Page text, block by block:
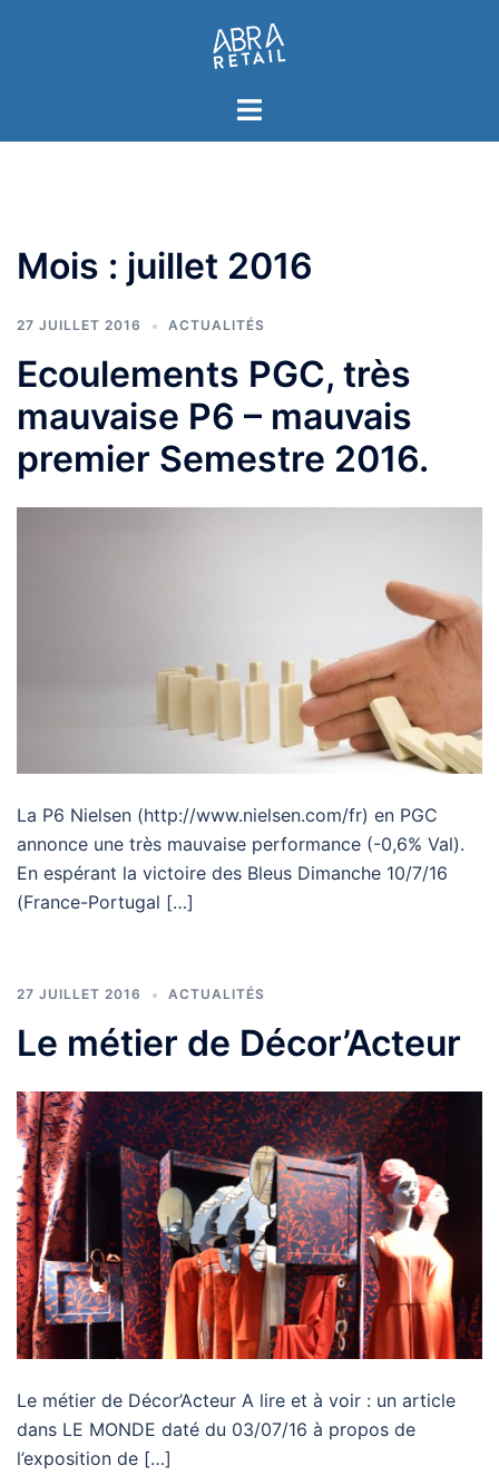
Toggle
Mois : juillet 2016
27 JUILLET 2016 ACTUALITÉS
Ecoulements PGC, très
mauvaise P6 – mauvais
premier Semestre 2016.
La P6 Nielsen (http://www.nielsen.com/fr) en PGC
annonce une très mauvaise performance (-0,6% Val).
En espérant la victoire des Bleus Dimanche 10/7/16
(France-Portugal […]
27 JUILLET 2016 ACTUALITÉS
Le métier de Décor’Acteur
Le métier de Décor’Acteur A lire et à voir : un article
dans LE MONDE daté du 03/07/16 à propos de
l’exposition de […]